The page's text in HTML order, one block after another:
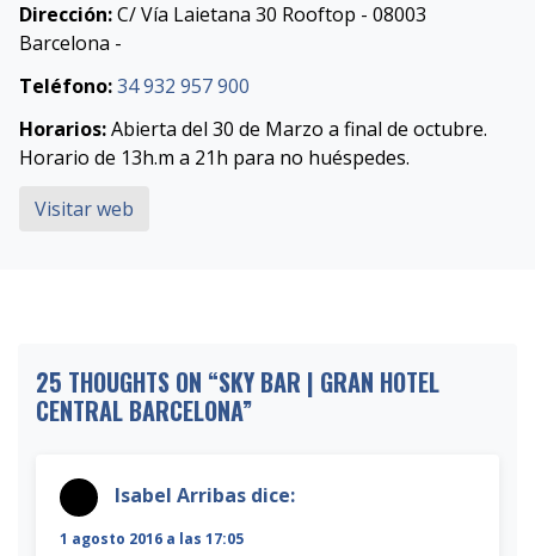
Dirección:C/ Vía Laietana 30 Rooftop - 08003
Barcelona -
Teléfono:34 932 957 900
Horarios:Abierta del 30 de Marzo a final de octubre.
Horario de 13h.m a 21h para no huéspedes.
Visitar web
25 THOUGHTS ON “SKY BAR | GRAN HOTEL
CENTRAL BARCELONA”
Isabel Arribas dice:
1 agosto 2016 a las 17:05